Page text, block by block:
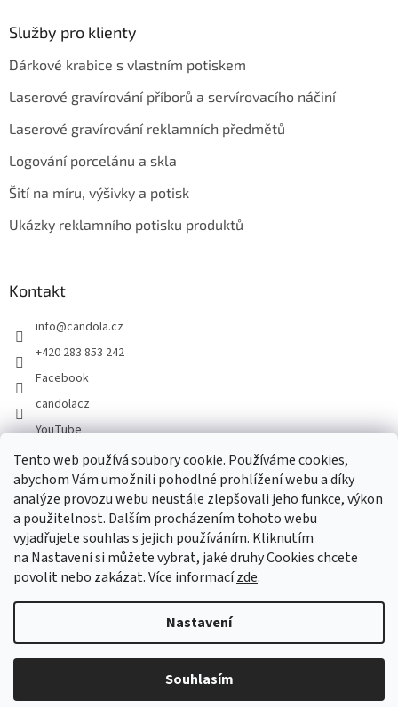
Tento web používá soubory cookie. Používáme cookies,
abychom Vám umožnili pohodlné prohlížení webu a díky
analýze provozu webu neustále zlepšovali jeho funkce, výkon
a použitelnost. Dalším procházením tohoto webu
vyjadřujete souhlas s jejich používáním. Kliknutím
na Nastavení si můžete vybrat, jaké druhy Cookies chcete
povolit nebo zakázat. Více informacízde.
Nastavení
Souhlasím
Služby pro klienty
Dárkové krabice s vlastním potiskem
Laserové gravírování příborů a servírovacího náčiní
Laserové gravírování reklamních předmětů
Logování porcelánu a skla
Šití na míru, výšivky a potisk
Ukázky reklamního potisku produktů
Kontakt
info@candola.cz
+420 283 853 242
Facebook
candolacz
YouTube
Přijímáme online platby
Copyright 2026GASTRO HOLDING CANDOLA, s. r. o.. Všechna
práva vyhrazena.Upravit nastavení cookies